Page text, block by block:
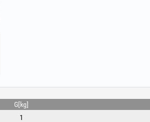
G[kg]
1